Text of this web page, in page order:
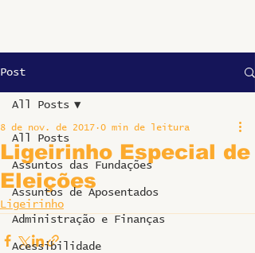
Post
All Posts
Assuntos das Fundações
Assuntos de Aposentados
Administração e Finanças
Acessibilidade
All Posts
Ligeirinho Especial de
Eleições
8 de nov. de 2017 0 min de leitura
Ligeirinho